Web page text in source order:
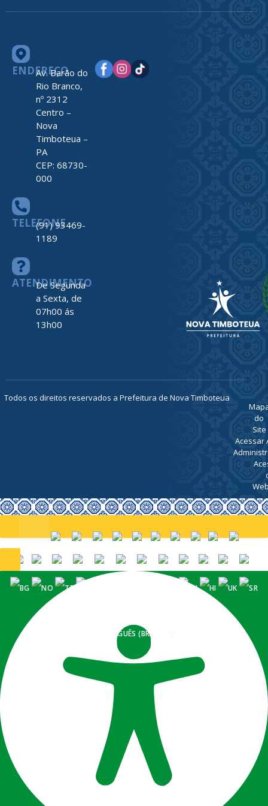
ENDEREÇO
Av. Barão do
Rio Branco,
nº 2312
Centro –
Nova
Timboteua –
PA
CEP: 68730-
000
TELEFONE
(91) 93469-
1189
ATENDIMENTO
De Segunda
a Sexta, de
07h00 ás
13h00
Todos os direitos reservados a Prefeitura de Nova Timboteua
do
Site
Acessar
PORTUGUÊS (BRASIL)